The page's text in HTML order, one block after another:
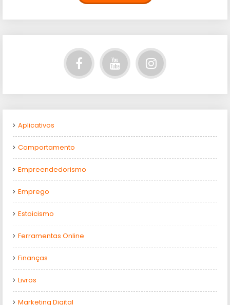
Aplicativos
Comportamento
Empreendedorismo
Emprego
Estoicismo
Ferramentas Online
Finanças
Livros
Marketing Digital